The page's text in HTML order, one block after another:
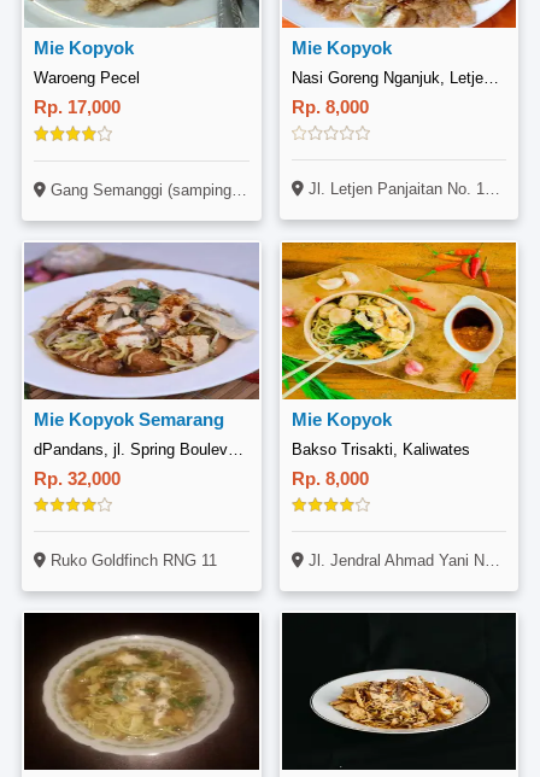
Mie Kopyok
Waroeng Pecel
Rp. 17,000
Gang Semanggi (samping Kedai Safa), Pedurungan, Semarang
Mie Kopyok
Nasi Goreng Nganjuk, Letjen Panjaitan
Rp. 8,000
Jl. Letjen Panjaitan No. 168, Sumbersari, Jember
Mie Kopyok Semarang
Rp. 32,000
Ruko Goldfinch RNG 11
Mie Kopyok
Bakso Trisakti, Kaliwates
Rp. 8,000
Jl. Jendral Ahmad Yani No. 83, Kaliwates, Jember